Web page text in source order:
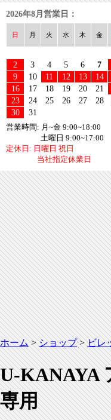
2026年8月営業日：
日 月 火 水 木 金
2
3 4 5 6 7
9
10 11 12 13 14
16
17 18 19 20 21
23
24 25 26 27 28
30
31
営業時間: 月~金 9:00~18:00
土曜日 9:00~17:00
定休日: 日曜日 祝日
当社指定休業日
ホーム>ショップ>ビレ
U-KANAYA
専用